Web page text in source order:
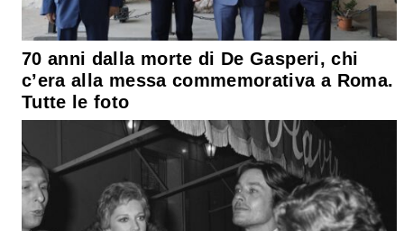
70 anni dalla morte di De Gasperi, chi
c’era alla messa commemorativa a Roma.
Tutte le foto